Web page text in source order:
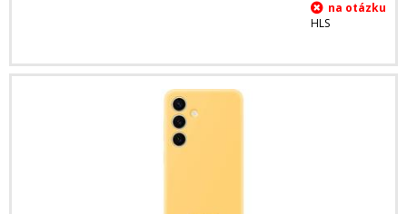
HLS